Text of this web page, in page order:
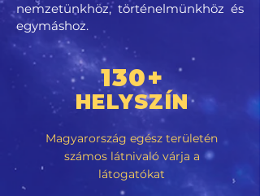
nemzetünkhöz, történelmünkhöz és
egymáshoz.
130+
HELYSZÍN
Magyarország egész területén
számos látnivaló várja a
látogatókat